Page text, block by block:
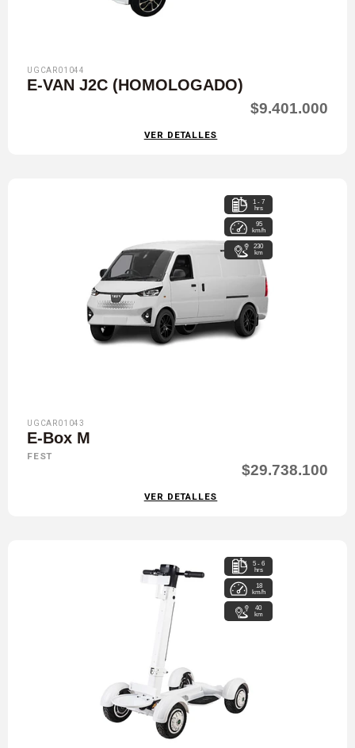
UGCAR01044
E-VAN J2C (HOMOLOGADO)
$9.401.000
VER DETALLES
1 - 7
hrs
95
km/h
230
km
UGCAR01043
E-Box M
FEST
$29.738.100
VER DETALLES
5 - 6
hrs
18
km/h
40
km